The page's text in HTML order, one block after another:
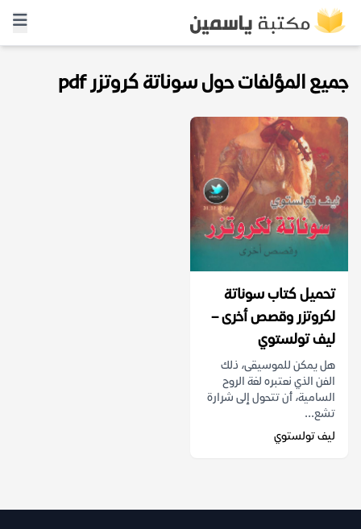
جميع المؤلفات حول سوناتة كروتزر pdf
تحميل كتاب سوناتة
لكروتزر وقصص أخرى –
ليف تولستوي
هل يمكن للموسيقى، ذلك
الفن الذي نعتبره لغة الروح
السامية، أن تتحول إلى شرارة
تشع...
ليف تولستوي